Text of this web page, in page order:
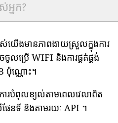
អ្នក?
ើងមានភាពងាយស្រួលក្នុងការ
ចូលប្រើ WIFI និងការផ្គត់ផ្គង់
ប៉ុណ្ណោះ។
ារបំពុលខ្យល់តាមពេលវេលាពិត
ផែនទី និងតាមរយៈ API ។